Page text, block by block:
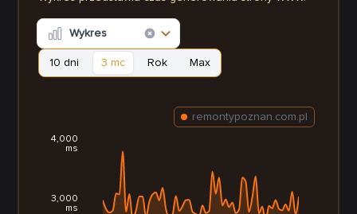
Wykres
10 dni 3 mc Rok Max
3,000
ms
4,000
ms
remontypoznan.com.pl